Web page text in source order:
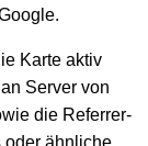
Karte aktiv
Server von
die Referrer-
oder ähnliche